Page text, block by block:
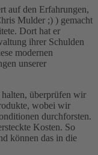
auf den Erfahrungen,
Mulder ;) ) gemacht
Dort hat er
ihrer Schulden
modernen
unserer
überprüfen wir
wobei wir
durchforsten.
Kosten. So
können das in die